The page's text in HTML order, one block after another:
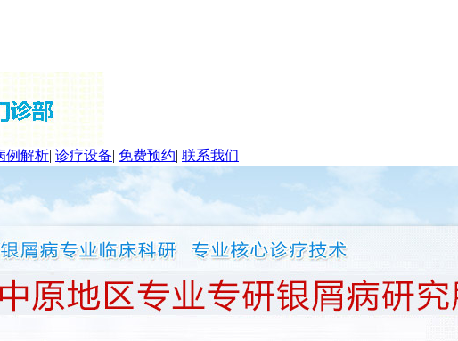
例解析| 诊疗设备| 免费预约| 联系我们